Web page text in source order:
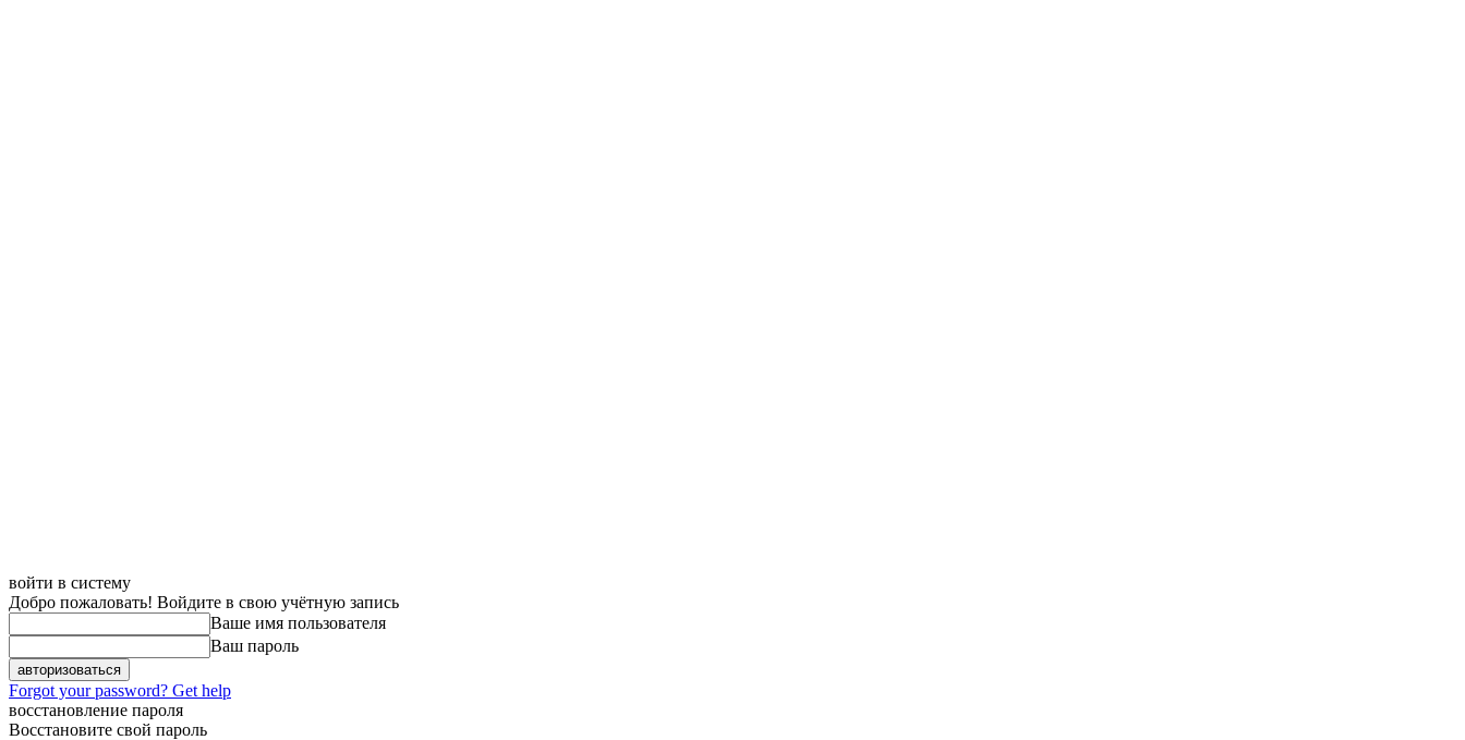
войти в систему
Добро пожаловать! Войдите в свою учётную запись
Ваше имя пользователя
Ваш пароль
Forgot your password? Get help
восстановление пароля
Восстановите свой пароль